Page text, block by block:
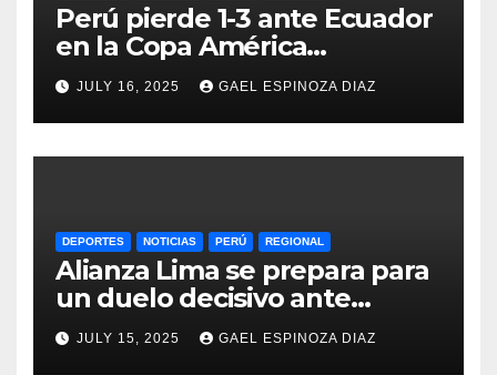
Perú pierde 1-3 ante Ecuador
en la Copa América
Femenina y lidera el Grupo A
JULY 16, 2025 GAEL ESPINOZA DIAZ
DEPORTES NOTICIAS PERÚ REGIONAL
Alianza Lima se prepara para
un duelo decisivo ante
Gremio por la Sudamericana
2025
JULY 15, 2025 GAEL ESPINOZA DIAZ